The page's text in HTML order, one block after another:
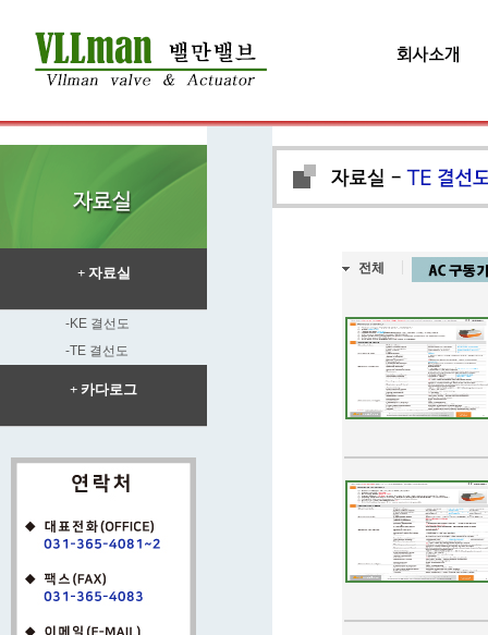
+ 자료실
-KE 결선도
-TE 결선도
+ 카다로그
전체